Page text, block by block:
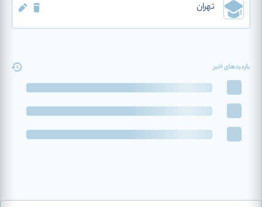
تهران
بازدیدهای اخیر